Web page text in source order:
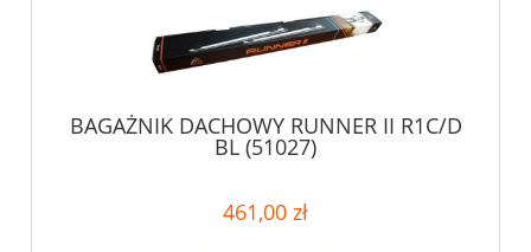
BAGAŻNIK DACHOWY RUNNER II R1C/D
BL (51027)
461,00 zł